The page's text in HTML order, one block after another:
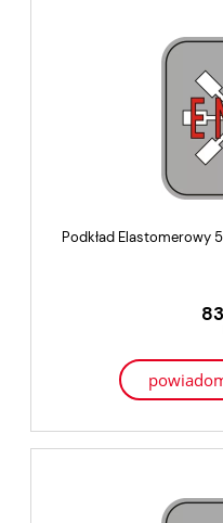
Podkład Elastomerowy